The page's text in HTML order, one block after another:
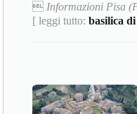
 Informazioni Pisa
[ leggi tutto:basilica